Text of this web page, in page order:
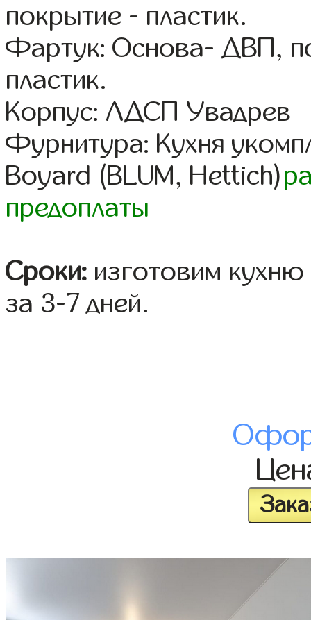
покрытие - пластик.
Фартук: Основа- ДВП,
пластик.
Корпус: ЛДСП Увадрев
Фурнитура: Кухня
Boyard (BLUM, Hettich)
предоплаты
Сроки: изготовим
за 3-7 дней.